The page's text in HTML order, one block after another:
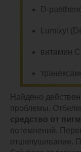
D-
Lumixyl
витамин
Найдено
проблемы.
средство от
потемнений.
отшелушивание.